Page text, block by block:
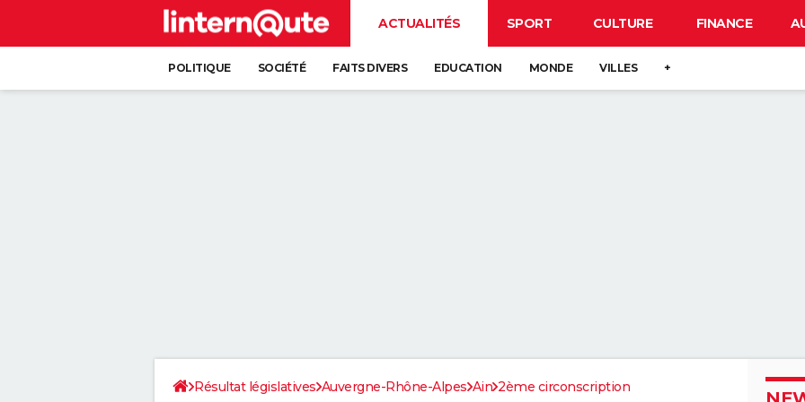
ACTUALITÉS SPORT CULTURE FINANCE
POLITIQUE SOCIÉTÉ FAITS DIVERS EDUCATION MONDE VILLES +
Résultat législatives Auvergne-Rhône-Alpes Ain 2ème circonscription